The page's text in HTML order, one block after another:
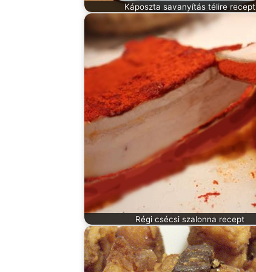
Káposzta savanyítás télire recept
Régi csécsi szalonna recept